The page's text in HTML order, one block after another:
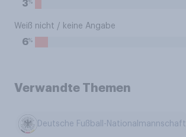
3%
Weiß nicht / keine Angabe
6%
Verwandte Themen
Deutsche Fußball-Nationalmannschaft